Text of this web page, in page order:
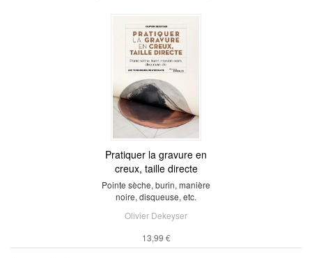
Pratiquer la gravure en
creux, taille directe
Pointe sèche, burin, manière
noire, disqueuse, etc.
Olivier Dekeyser
13,99 €